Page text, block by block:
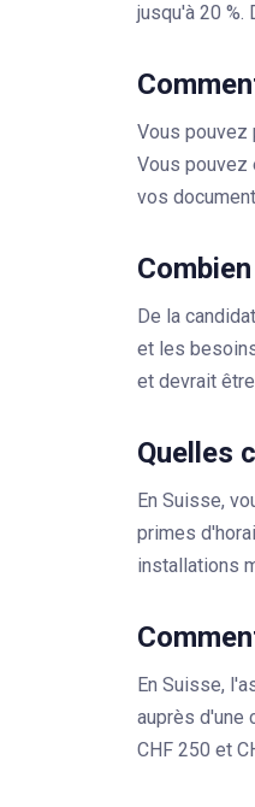
jusqu'à 20
Vous pouvez
Vous pouvez
vos
De la
et les
et devrait
Quelles
En Suisse,
primes
installations
En Suisse, l'
auprès d'une
CHF 250 et